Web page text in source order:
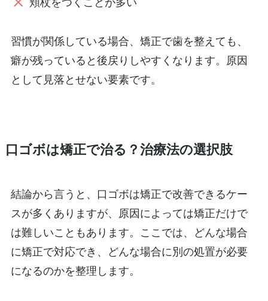
頬杖をつくことが多い
習慣が関係している場合、矯正で歯を整えても、
癖が残っていると後戻りしやすくなります。原因
として見落とせない要素です。
口ゴボは矯正で治る？治療法の選択肢
結論から言うと、口ゴボは矯正で改善できるケー
スが多くありますが、原因によっては矯正だけで
は難しいこともあります。ここでは、どんな場合
に矯正で対応でき、どんな場合に別の処置が必要
になるのかを整理します。